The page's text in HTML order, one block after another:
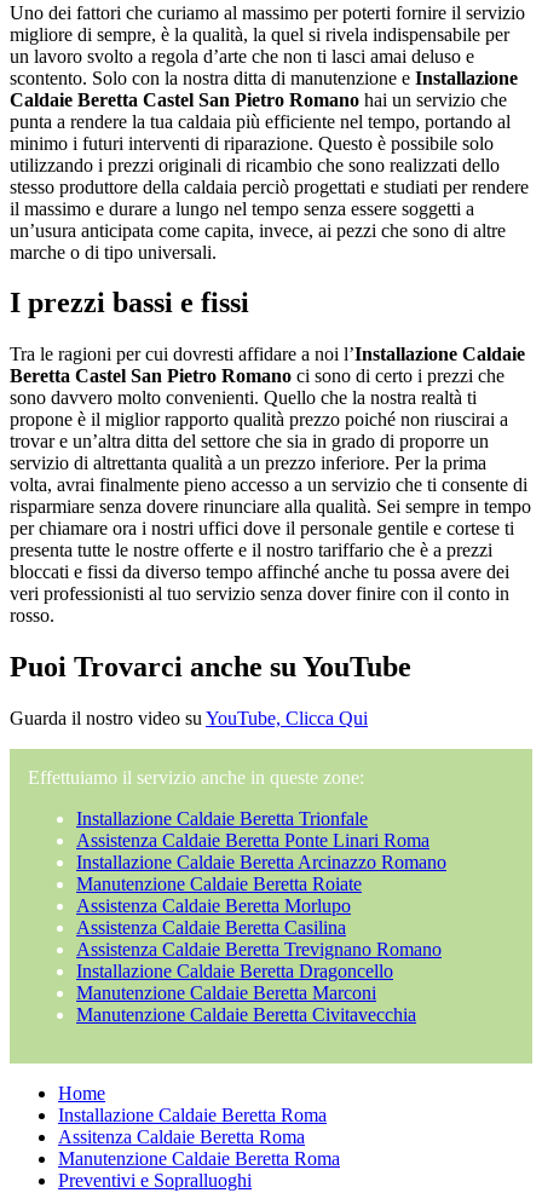
Uno dei fattori che curiamo al massimo per poterti fornire il servizio
migliore di sempre, è la qualità, la quel si rivela indispensabile per
un lavoro svolto a regola d’arte che non ti lasci amai deluso e
scontento. Solo con la nostra ditta di manutenzione e Installazione
Caldaie Beretta Castel San Pietro Romano hai un servizio che
punta a rendere la tua caldaia più efficiente nel tempo, portando al
minimo i futuri interventi di riparazione. Questo è possibile solo
utilizzando i prezzi originali di ricambio che sono realizzati dello
stesso produttore della caldaia perciò progettati e studiati per rendere
il massimo e durare a lungo nel tempo senza essere soggetti a
un’usura anticipata come capita, invece, ai pezzi che sono di altre
marche o di tipo universali.
I prezzi bassi e fissi
Tra le ragioni per cui dovresti affidare a noi l’Installazione Caldaie
Beretta Castel San Pietro Romano ci sono di certo i prezzi che
sono davvero molto convenienti. Quello che la nostra realtà ti
propone è il miglior rapporto qualità prezzo poiché non riuscirai a
trovar e un’altra ditta del settore che sia in grado di proporre un
servizio di altrettanta qualità a un prezzo inferiore. Per la prima
volta, avrai finalmente pieno accesso a un servizio che ti consente di
risparmiare senza dovere rinunciare alla qualità. Sei sempre in tempo
per chiamare ora i nostri uffici dove il personale gentile e cortese ti
presenta tutte le nostre offerte e il nostro tariffario che è a prezzi
bloccati e fissi da diverso tempo affinché anche tu possa avere dei
veri professionisti al tuo servizio senza dover finire con il conto in
rosso.
Puoi Trovarci anche su YouTube
Guarda il nostro video su YouTube, Clicca Qui
Effettuiamo il servizio anche in queste zone:
Installazione Caldaie Beretta Trionfale
Assistenza Caldaie Beretta Ponte Linari Roma
Installazione Caldaie Beretta Arcinazzo Romano
Manutenzione Caldaie Beretta Roiate
Assistenza Caldaie Beretta Morlupo
Assistenza Caldaie Beretta Casilina
Assistenza Caldaie Beretta Trevignano Romano
Installazione Caldaie Beretta Dragoncello
Manutenzione Caldaie Beretta Marconi
Manutenzione Caldaie Beretta Civitavecchia
Home
Installazione Caldaie Beretta Roma
Assitenza Caldaie Beretta Roma
Manutenzione Caldaie Beretta Roma
Preventivi e Sopralluoghi